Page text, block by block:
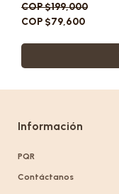
COP $199,000
COP $79,600
Información
PQR
Contáctanos